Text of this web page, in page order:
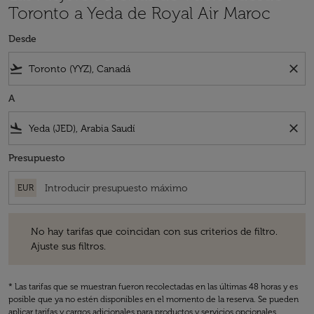
Toronto a Yeda de Royal Air Maroc
Desde
flight_takeoff close
A
flight_land close
Presupuesto
EUR
No hay tarifas que coincidan con sus criterios de filtro.
Ajuste sus filtros.
* Las tarifas que se muestran fueron recolectadas en las últimas 48 horas y es
posible que ya no estén disponibles en el momento de la reserva. Se pueden
aplicar tarifas y cargos adicionales para productos y servicios opcionales.